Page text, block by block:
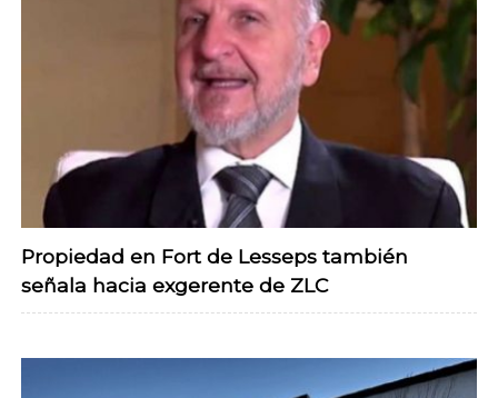
Propiedad en Fort de Lesseps también
señala hacia exgerente de ZLC